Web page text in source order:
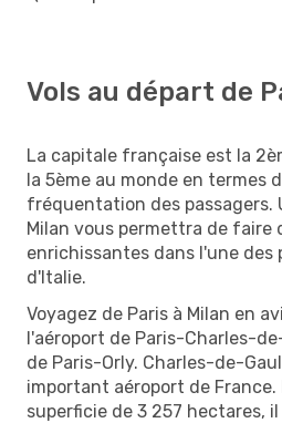
Vols au départ de
La capitale française est la
la 5ème au monde en termes
fréquentation des passagers.
Milan vous permettra de faire
enrichissantes dans l'une des
d'Italie.
Voyagez de Paris à Milan en
l'aéroport de Paris-Charles-
de Paris-Orly. Charles-de-
important aéroport de
superficie de 3 257 hectares,